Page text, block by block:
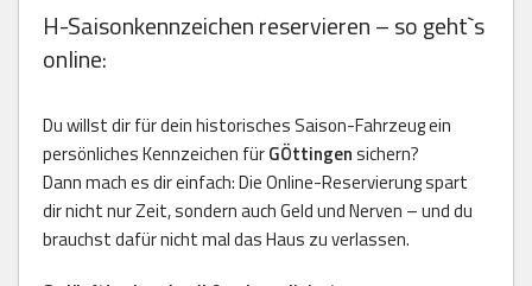
H-Saisonkennzeichen reservieren – so geht`s
online:
Du willst dir für dein historisches Saison-Fahrzeug ein
persönliches Kennzeichen fürGÖttingensichern?
Dann mach es dir einfach: Die Online-Reservierung spart
dir nicht nur Zeit, sondern auch Geld und Nerven – und du
brauchst dafür nicht mal das Haus zu verlassen.